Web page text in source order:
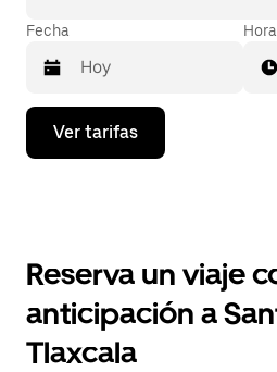
Fecha
Presiona
flecha
el
y
selecciona
una
Hora
Ver tarifas
Reserva un viaje
anticipación a
Tlaxcala